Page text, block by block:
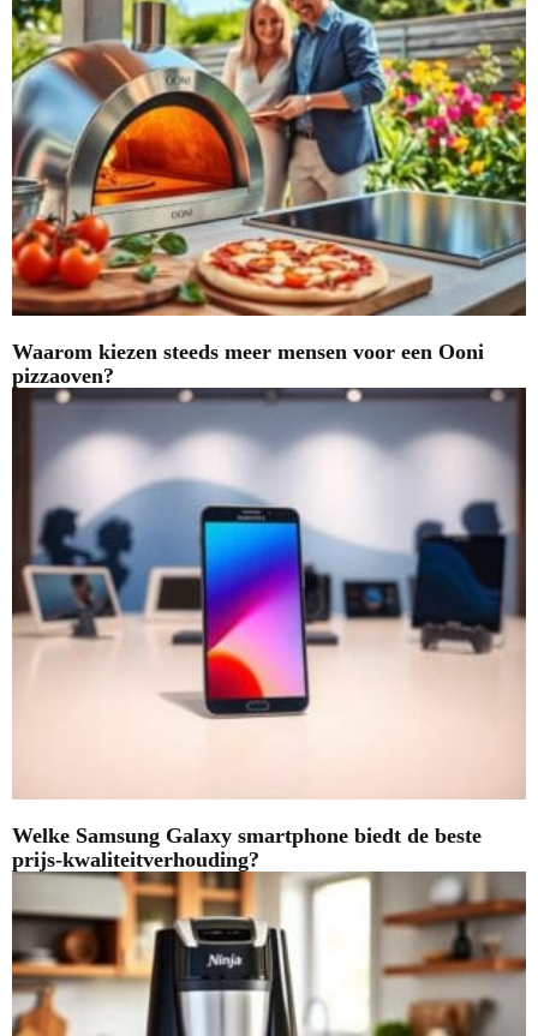
Waarom kiezen steeds meer mensen voor een Ooni
pizzaoven?
Welke Samsung Galaxy smartphone biedt de beste
prijs-kwaliteitverhouding?